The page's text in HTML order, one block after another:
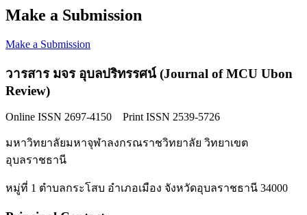
Make a Submission
Make a Submission
วารสาร มจร อุบลปริทรรศน์ (Journal of MCU Ubon
Review)
Online ISSN 2697-4150 Print ISSN 2539-5726
มหาวิทยาลัยมหาจุฬาลงกรณราชวิทยาลัย วิทยาเขต
อุบลราชธานี
หมู่ที่ 1 ตำบลกระโสบ อำเภอเมือง จังหวัดอุบลราชธานี 34000